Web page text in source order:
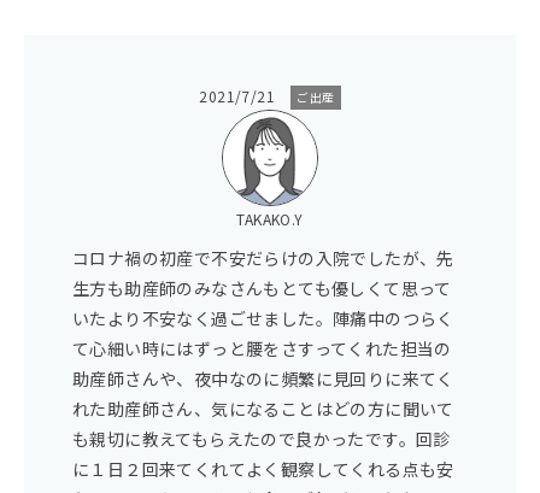
2021/7/21 ご出産
TAKAKO.Y
コロナ禍の初産で不安だらけの入院でしたが、先
生方も助産師のみなさんもとても優しくて思って
いたより不安なく過ごせました。陣痛中のつらく
て心細い時にはずっと腰をさすってくれた担当の
助産師さんや、夜中なのに頻繁に見回りに来てく
れた助産師さん、気になることはどの方に聞いて
も親切に教えてもらえたので良かったです。回診
に１日２回来てくれてよく観察してくれる点も安